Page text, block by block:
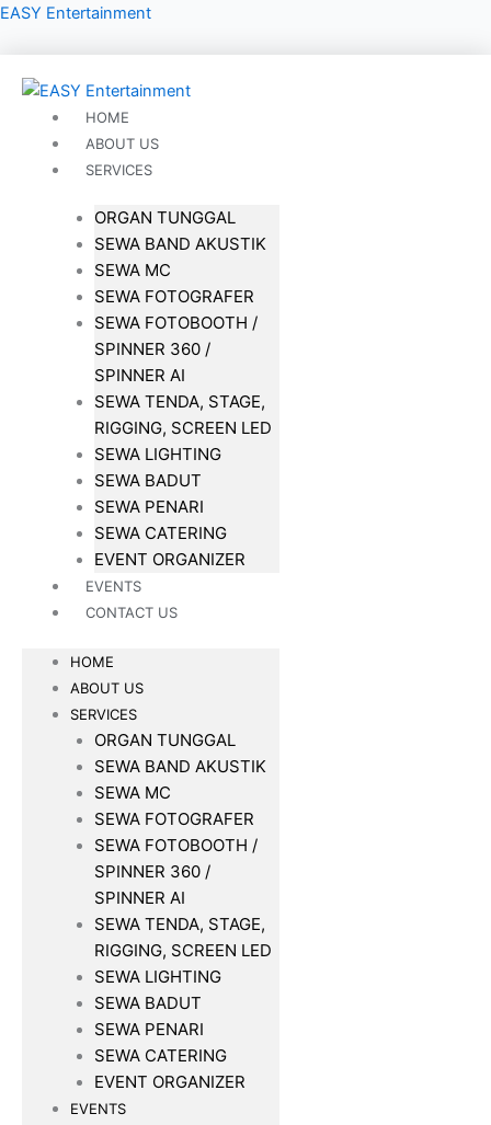
Lewati
EASY Entertainment
HOME
ABOUT US
SERVICES
ORGAN TUNGGAL
SEWA BAND AKUSTIK
SEWA MC
SEWA FOTOGRAFER
SEWA FOTOBOOTH /
SPINNER 360 /
SPINNER AI
SEWA TENDA, STAGE,
RIGGING, SCREEN LED
SEWA LIGHTING
SEWA BADUT
SEWA PENARI
SEWA CATERING
EVENT ORGANIZER
EVENTS
CONTACT US
HOME
ABOUT US
SERVICES
ORGAN TUNGGAL
SEWA BAND AKUSTIK
SEWA MC
SEWA FOTOGRAFER
SEWA FOTOBOOTH /
SPINNER 360 /
SPINNER AI
SEWA TENDA, STAGE,
RIGGING, SCREEN LED
SEWA LIGHTING
SEWA BADUT
SEWA PENARI
SEWA CATERING
EVENT ORGANIZER
EVENTS